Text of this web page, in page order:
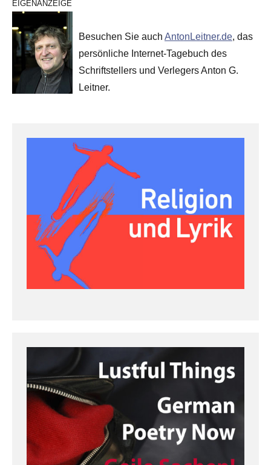
EIGENANZEIGE
Besuchen Sie auch AntonLeitner.de, das
persönliche Internet-Tagebuch des
Schriftstellers und Verlegers Anton G.
Leitner.